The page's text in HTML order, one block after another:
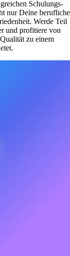
Schulungs-
nur Deine berufliche
Werde Teil
und profitiere von
zu einem